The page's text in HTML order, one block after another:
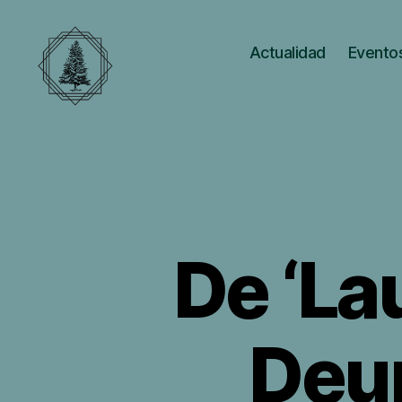
Actualidad
De